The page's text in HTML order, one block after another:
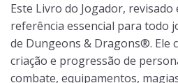
Este Livro do Jogador, revisado
referência essencial para todo
de Dungeons & Dragons®. Ele
criação e progressão de
combate, equipamentos,